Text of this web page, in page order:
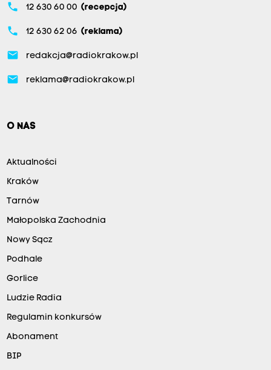
phone 12 630 60 00 (recepcja)
phone 12 630 62 06 (reklama)
email redakcja@radiokrakow.pl
email reklama@radiokrakow.pl
O NAS
Aktualności
Kraków
Tarnów
Małopolska Zachodnia
Nowy Sącz
Podhale
Gorlice
Ludzie Radia
Regulamin konkursów
Abonament
BIP